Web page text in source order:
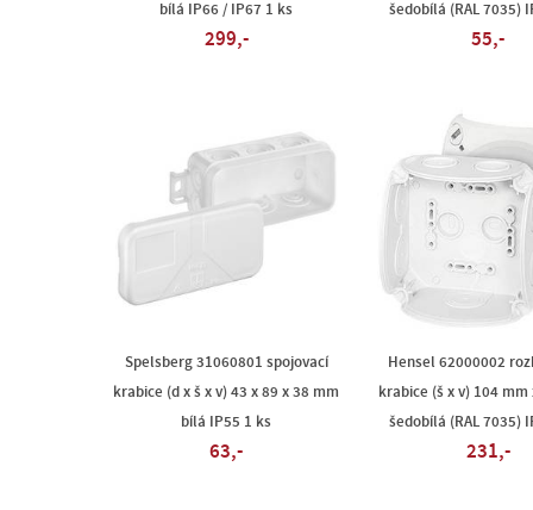
bílá IP66 / IP67 1 ks
299,-
šedobílá (RAL 7035)
55,-
Spelsberg 31060801 spojovací
krabice (d x š x v) 43 x 89 x 38 mm
bílá IP55 1 ks
63,-
Hensel 62000002
krabice (š x v) 104 mm
šedobílá (RAL 7035)
231,-